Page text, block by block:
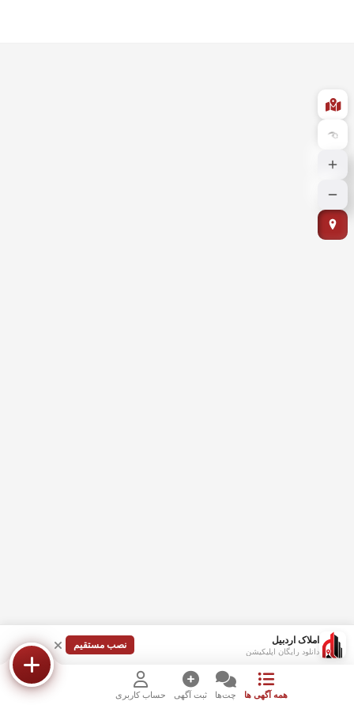
املاک اردبیل
دانلود رایگان اپلیکیشن
نصب مستقیم
همه آگهی ها چت‌ها ثبت آگهی حساب کاربری